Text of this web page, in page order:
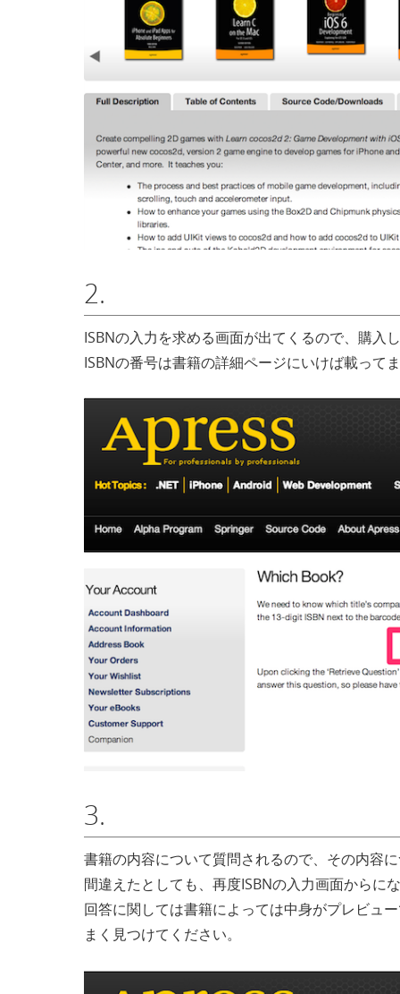
2.
ISBNの入力を求める画面が出てくるので、購入
ISBNの番号は書籍の詳細ページにいけば載って
3.
書籍の内容について質問されるので、その内容
間違えたとしても、再度ISBNの入力画面からに
回答に関しては書籍によっては中身がプレビュ
まく見つけてください。